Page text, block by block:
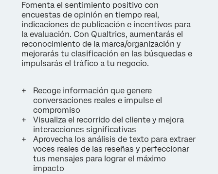
Fomenta el sentimiento positivo con
encuestas de opinión en tiempo real,
indicaciones de publicación e incentivos para
la evaluación. Con Qualtrics, aumentarás el
reconocimiento de la marca/organización y
mejorarás tu clasificación en las búsquedas e
impulsarás el tráfico a tu negocio.
Recoge información que genere
conversaciones reales e impulse el
compromiso
Visualiza el recorrido del cliente y mejora
interacciones significativas
Aprovecha los análisis de texto para extraer
voces reales de las reseñas y perfeccionar
tus mensajes para lograr el máximo
impacto